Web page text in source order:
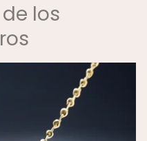
los